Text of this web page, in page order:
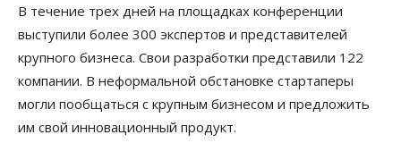
В течение трех дней на площадках конференции
выступили более 300 экспертов и представителей
крупного бизнеса. Свои разработки представили 122
компании. В неформальной обстановке стартаперы
могли пообщаться с крупным бизнесом и предложить
им свой инновационный продукт.